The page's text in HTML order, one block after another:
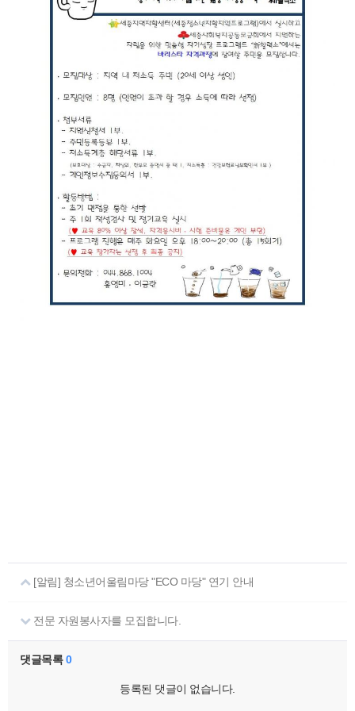
[알림] 청소년어울림마당 "ECO 마당" 연기 안내
전문 자원봉사자를 모집합니다.
댓글목록0
등록된 댓글이 없습니다.